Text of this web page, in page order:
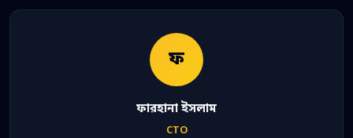
ফ
ফারহানা ইসলাম
CTO